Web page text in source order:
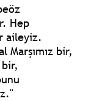
Hep
aileyiz.
Marşımız bir,